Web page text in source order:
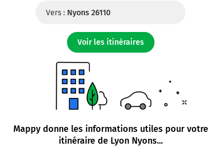
Vers : Nyons 26110
Voir les itinéraires
Mappy donne les informations utiles pour votre
itinéraire de Lyon Nyons...